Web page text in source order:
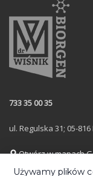
733 35 00 35
ul. Regulska 31; 05-816
Otwórz w mapach
Używamy plików